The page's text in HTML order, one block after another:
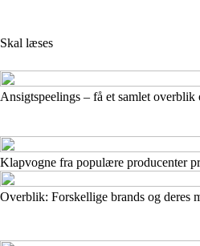
Skal læses
Ansigtspeelings – få et samlet
Overblik: Forskellige brands og deres
Klapvogne fra populære producenter